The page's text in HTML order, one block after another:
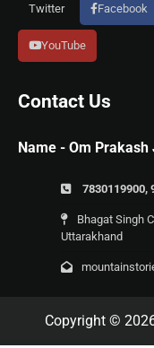
Twitter Facebook
YouTube
Contact Us
Name - Om Prakash
7830119900,
Bhagat Singh
Uttarakhand
Copyright ©